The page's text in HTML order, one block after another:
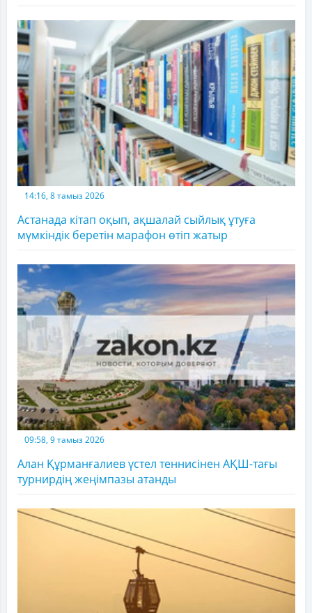
14:16, 8 тамыз 2026
Астанада кітап оқып, ақшалай сыйлық ұтуға
мүмкіндік беретін марафон өтіп жатыр
09:58, 9 тамыз 2026
Алан Құрманғалиев үстел теннисінен АҚШ-тағы
турнирдің жеңімпазы атанды